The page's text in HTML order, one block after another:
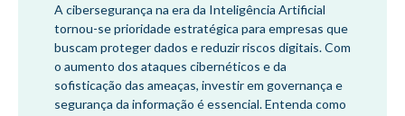
A cibersegurança na era da Inteligência Artificial
tornou-se prioridade estratégica para empresas que
buscam proteger dados e reduzir riscos digitais. Com
o aumento dos ataques cibernéticos e da
sofisticação das ameaças, investir em governança e
segurança da informação é essencial. Entenda como